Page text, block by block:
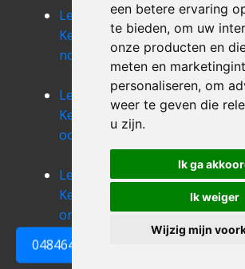
een betere ervaring
te bieden, om uw
onze producten en
meten en
personaliseren, om
weer te geven die
u zijn.
Ik ga
Ik weiger
Wijzig mijn
0484648161
Leegmaken
Kelder
nossegem
Leegmaken
Kelder
oetingen
Leegmaken
Kelder
oorbeek
Leegmaken
Kelder
Leegmaken
Kelder
orsmaal-
Leegmaken
ottenburg